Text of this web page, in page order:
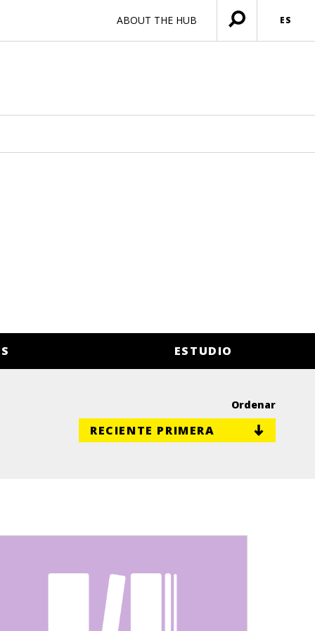
ABOUT THE HUB
Menú
abierto
ES
ESTUDIO
Ordenar